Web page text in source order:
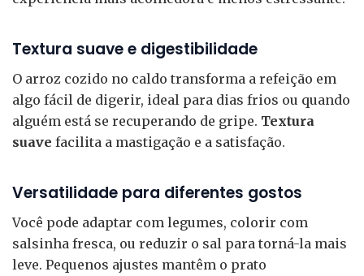
Textura suave e digestibilidade
O arroz cozido no caldo transforma a refeição em
algo fácil de digerir, ideal para dias frios ou quando
alguém está se recuperando de gripe. Textura
suave facilita a mastigação e a satisfação.
Versatilidade para diferentes gostos
Você pode adaptar com legumes, colorir com
salsinha fresca, ou reduzir o sal para torná-la mais
leve. Pequenos ajustes mantêm o prato